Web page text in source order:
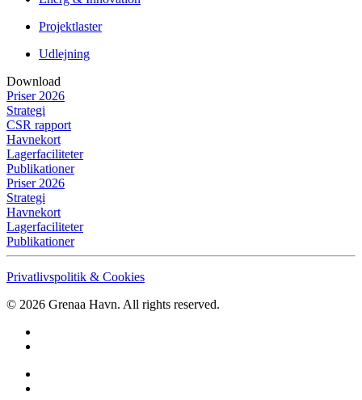
Projektlaster
Udlejning
Download
Priser 2026
Strategi
CSR rapport
Havnekort
Lagerfaciliteter
Publikationer
Priser 2026
Strategi
Havnekort
Lagerfaciliteter
Publikationer
Privatlivspolitik & Cookies
© 2026 Grenaa Havn. All rights reserved.